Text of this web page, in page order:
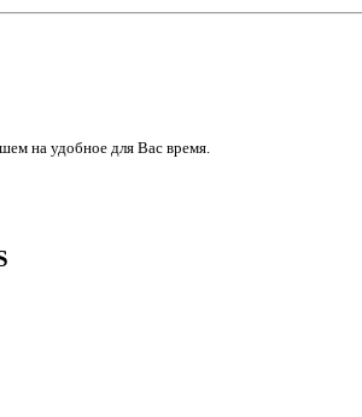
на удобное для Вас время.